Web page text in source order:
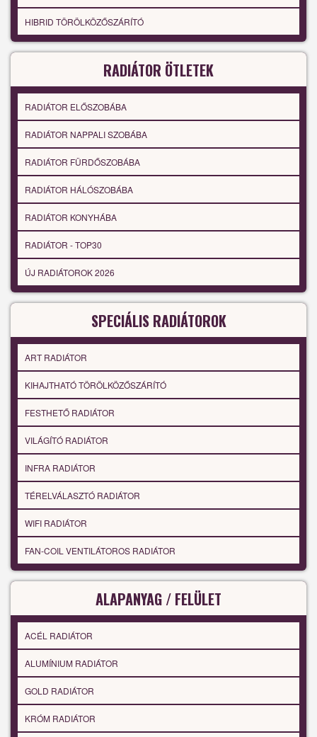
HIBRID TÖRÖLKÖZŐSZÁRÍTÓ
RADIÁTOR ÖTLETEK
RADIÁTOR ELŐSZOBÁBA
RADIÁTOR NAPPALI SZOBÁBA
RADIÁTOR FÜRDŐSZOBÁBA
RADIÁTOR HÁLÓSZOBÁBA
RADIÁTOR KONYHÁBA
RADIÁTOR - TOP30
ÚJ RADIÁTOROK 2026
SPECIÁLIS RADIÁTOROK
ART RADIÁTOR
KIHAJTHATÓ TÖRÖLKÖZŐSZÁRÍTÓ
FESTHETŐ RADIÁTOR
VILÁGÍTÓ RADIÁTOR
INFRA RADIÁTOR
TÉRELVÁLASZTÓ RADIÁTOR
WIFI RADIÁTOR
FAN-COIL VENTILÁTOROS RADIÁTOR
ALAPANYAG / FELÜLET
ACÉL RADIÁTOR
ALUMÍNIUM RADIÁTOR
GOLD RADIÁTOR
KRÓM RADIÁTOR